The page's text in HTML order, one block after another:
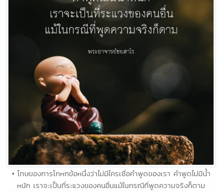
• โทษของการโกหกข้อหนึ่งว่าไม่มีใครเชื่อคำพูดของเรา คำพูดไม่มีน้ำ
หนัก เราจะเป็นที่ระแวงของคนอื่นแม้ในกรณีที่พูดความจริงก็ตาม